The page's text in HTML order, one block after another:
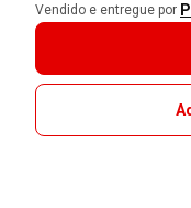
Vendido e entregue por